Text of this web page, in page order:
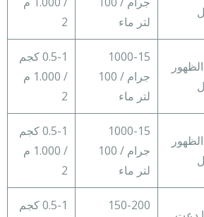
لتر ماء
2
1000-15
جرام / 100
لتر ماء
0.5-1 كجم
/ 1.000 م
2
1000-15
جرام / 100
لتر ماء
0.5-1 كجم
/ 1.000 م
2
150-200
0.5-1 كجم